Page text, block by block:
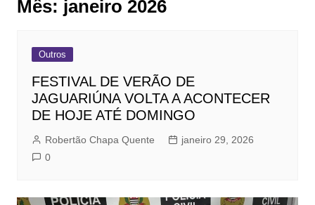
Mês: janeiro 2026
Outros
FESTIVAL DE VERÃO DE
JAGUARIÚNA VOLTA A ACONTECER
DE HOJE ATÉ DOMINGO
Robertão Chapa Quente
janeiro 29, 2026
0